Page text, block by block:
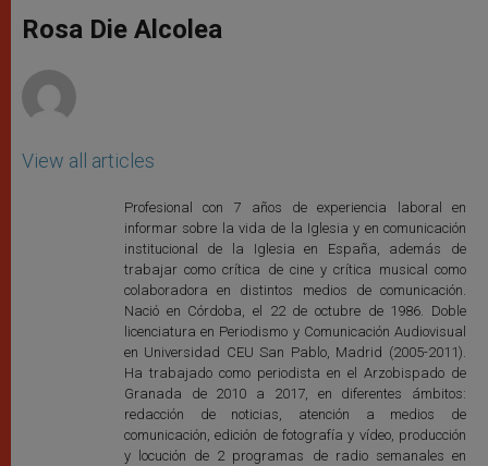
p
p
g
e
o
k
r
Rosa Die Alcolea
View all articles
Profesional con 7 años de experiencia laboral en
informar sobre la vida de la Iglesia y en comunicación
institucional de la Iglesia en España, además de
trabajar como crítica de cine y crítica musical como
colaboradora en distintos medios de comunicación.
Nació en Córdoba, el 22 de octubre de 1986. Doble
licenciatura en Periodismo y Comunicación Audiovisual
en Universidad CEU San Pablo, Madrid (2005-2011).
Ha trabajado como periodista en el Arzobispado de
Granada de 2010 a 2017, en diferentes ámbitos:
redacción de noticias, atención a medios de
comunicación, edición de fotografía y vídeo, producción
y locución de 2 programas de radio semanales en